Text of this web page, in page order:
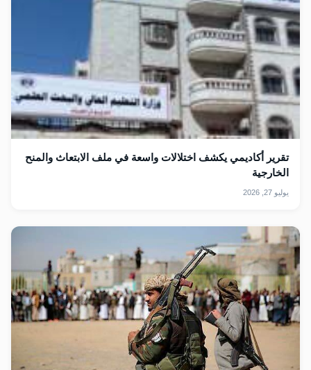
تقرير أكاديمي يكشف اختلالات واسعة في ملف الابتعاث والمنح
الخارجية
يوليو 27, 2026